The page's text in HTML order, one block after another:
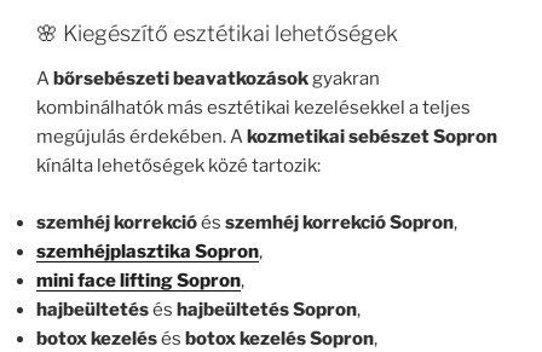
🌸 Kiegészítő esztétikai lehetőségek
A bőrsebészeti beavatkozásokgyakran
kombinálhatók más esztétikai kezelésekkel a teljes
megújulás érdekében. A kozmetikai sebészet Sopron
kínálta lehetőségek közé tartozik:
szemhéj korrekcióés szemhéj korrekció Sopron,
szemhéjplasztika Sopron,
mini face lifting Sopron,
hajbeültetésés hajbeültetés Sopron,
botox kezelésés botox kezelés Sopron,